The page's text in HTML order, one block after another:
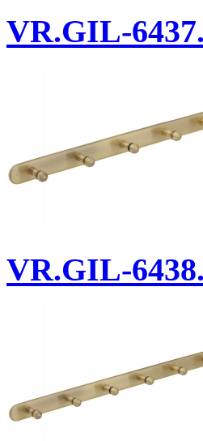
VR.GIL-
VR.GIL-